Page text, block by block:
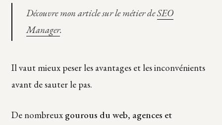
Découvre mon article sur le métier deSEO
Manager.
Il vaut mieux peser les avantages et les inconvénients
avant de sauter le pas.
De nombreux gourous du web, agences et